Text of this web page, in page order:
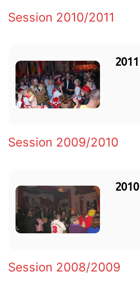
Session 2010/2011
2011
Session 2009/2010
2010
Session 2008/2009